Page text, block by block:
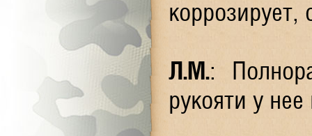
коррозирует,
Л.М.:
рукояти у